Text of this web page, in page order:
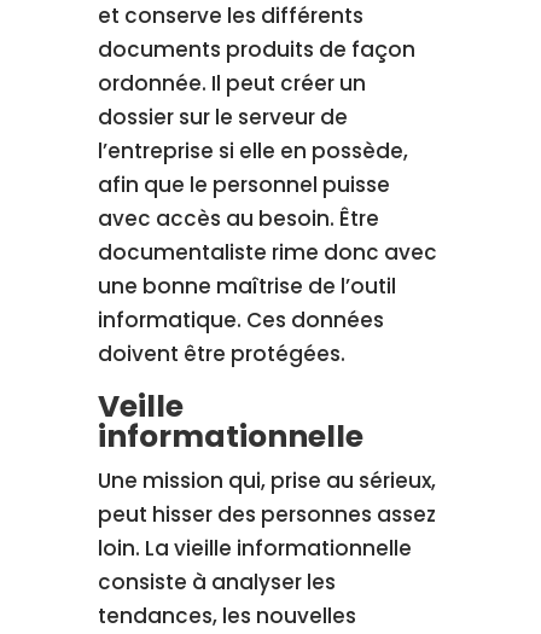
et conserve les différents
documents produits de façon
ordonnée. Il peut créer un
dossier sur le serveur de
l’entreprise si elle en possède,
afin que le personnel puisse
avec accès au besoin. Être
documentaliste rime donc avec
une bonne maîtrise de l’outil
informatique. Ces données
doivent être protégées.
Veille
informationnelle
Une mission qui, prise au sérieux,
peut hisser des personnes assez
loin. La vieille informationnelle
consiste à analyser les
tendances, les nouvelles